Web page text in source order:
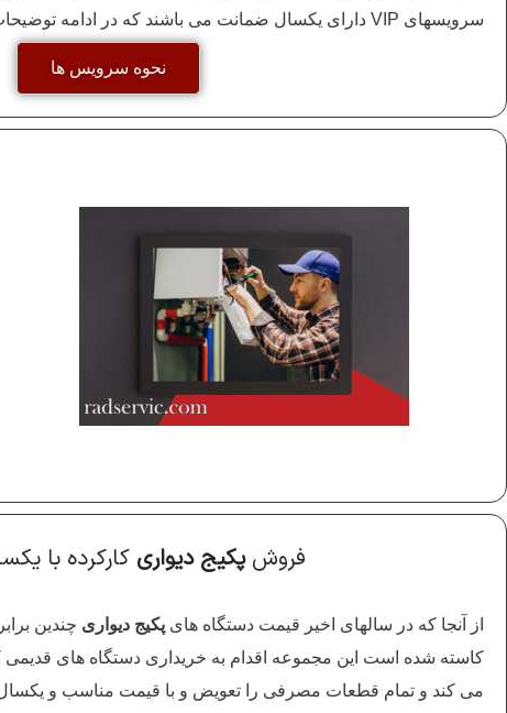
سرویسهای VIP دارای یکسال ضمانت می باشند که در ادامه توضیحات کاملتری ارائه شده است.
نحوه سرویس ها
فروشپکیج دیواری کارکرده با
از آنجا که در سالهای اخیر قیمت دستگاه های پکیج دیواری چندین
کاسته شده است این مجموعه اقدام به خریداری دستگاه های قدیمی
می کند و تمام قطعات مصرفی را تعویض و با قیمت مناسب و یکسال